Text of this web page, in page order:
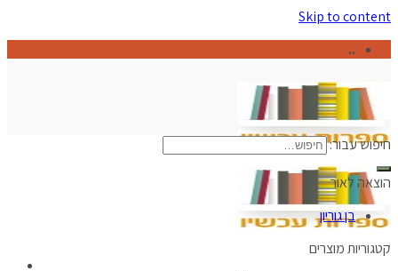
Skip to content
..
חיפוש עבור:
הוצאה לאור
בן גוריון
קטגוריות מוצרים